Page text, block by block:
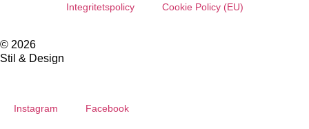
Integritetspolicy Cookie Policy (EU)
© 2026
Stil & Design
Instagram Facebook